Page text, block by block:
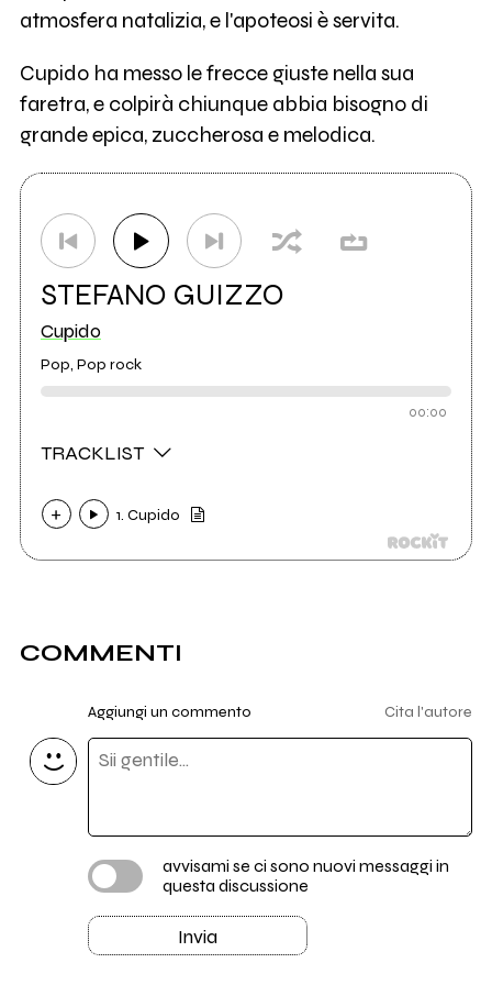
atmosfera natalizia, e l'apoteosi è servita.
Cupido ha messo le frecce giuste nella sua
faretra, e colpirà chiunque abbia bisogno di
grande epica, zuccherosa e melodica.
STEFANO GUIZZO
Cupido
Pop, Pop rock
00:00
TRACKLIST
1. Cupido
COMMENTI
Aggiungi un commento Cita l'autore
avvisami se ci sono nuovi messaggi in
questa discussione
Invia